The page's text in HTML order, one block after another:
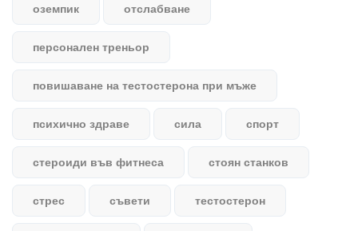
оземпик отслабване
персонален треньор
повишаване на тестостерона при мъже
психично здраве сила спорт
стероиди във фитнеса стоян станков
стрес съвети тестостерон